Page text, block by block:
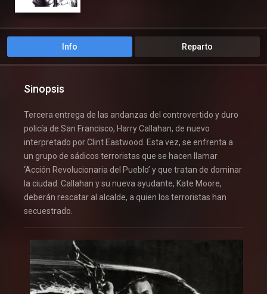
Info Reparto
Sinopsis
Tercera entrega de las andanzas del controvertido y duro
policía de San Francisco, Harry Callahan, de nuevo
interpretado por Clint Eastwood. Esta vez, se enfrenta a
un grupo de sádicos terroristas que se hacen llamar
‘Acción Revolucionaria del Pueblo’ y que tratan de dominar
la ciudad. Callahan y su nueva ayudante, Kate Moore,
deberán rescatar al alcalde, a quien los terroristas han
secuestrado.